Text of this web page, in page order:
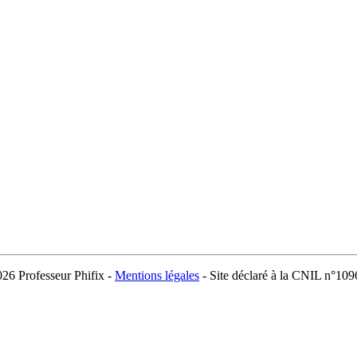
Professeur Phifix - Mentions légales - Site déclaré à la CNIL